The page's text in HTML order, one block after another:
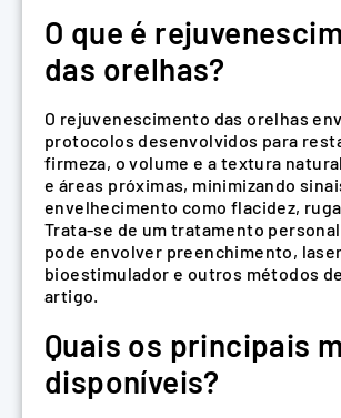
O que é
das orelhas?
O rejuvenescimento das orelhas
protocolos desenvolvidos para
firmeza, o volume e a textura
e áreas próximas, minimizando
envelhecimento como flacidez,
Trata-se de um tratamento
pode envolver preenchimento,
bioestimulador e outros métodos
artigo.
Quais os principais
disponíveis?